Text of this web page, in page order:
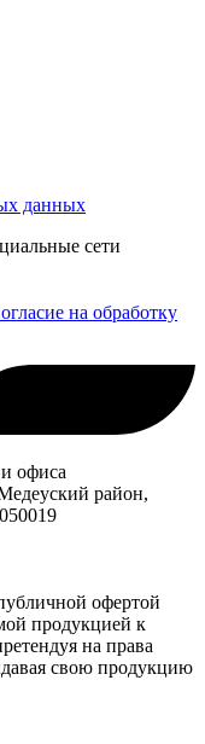
данных
сети
на обработку
офиса
район,
офертой
продукцией к
на права
свою продукцию